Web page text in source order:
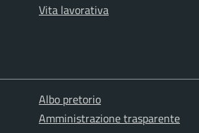
Vita lavorativa
Albo pretorio
Amministrazione trasparente